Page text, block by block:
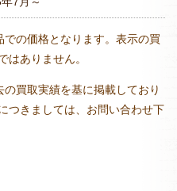
の価格となります。表示の買
はありません。
買取実績を基に掲載しており
つきましては、お問い合わせ下